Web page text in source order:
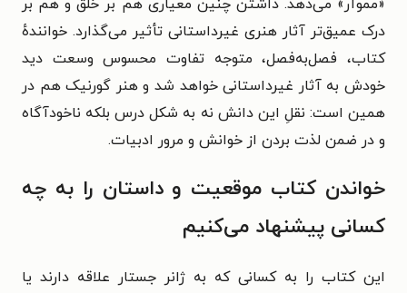
«مموآر» می‌دهد. داشتن چنین معیاری هم بر خلق و هم بر
درک عمیق‌تر آثار هنری غیرداستانی تأثیر می‌گذارد. خوانندهٔ
کتاب، فصل‌به‌فصل، متوجه تفاوت محسوس وسعت دید
خودش به آثار غیرداستانی خواهد شد و هنر گورنیک هم در
همین است: نقلِ این دانش نه به شکل درس بلکه ناخودآگاه
و در ضمن لذت بردن از خوانش و مرور ادبیات.
خواندن کتاب موقعیت و داستان را به چه
کسانی پیشنهاد می‌کنیم
این کتاب را به کسانی که به ژانر جستار علاقه دارند یا